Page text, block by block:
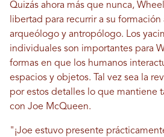
Quizás ahora más que nunca,
libertad para recurrir a su
arqueólogo y antropólogo. Los
individuales son importantes para
formas en que los humanos
espacios y objetos. Tal vez sea la
por estos detalles lo que mantiene
con Joe McQueen.
"¡Joe estuvo presente